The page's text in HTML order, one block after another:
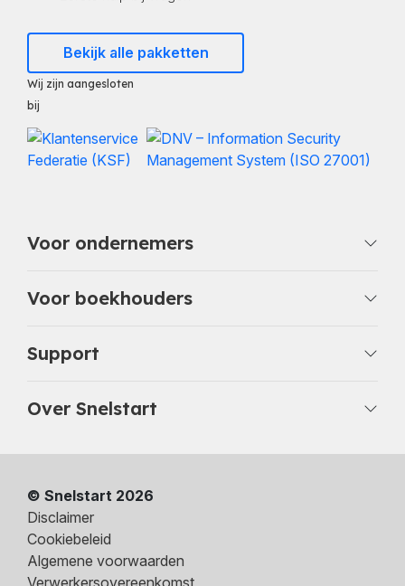
Bekijk alle pakketten
Wij zijn aangesloten
bij
Voor ondernemers
Voor boekhouders
Support
Over Snelstart
© Snelstart 2026
Disclaimer
Cookiebeleid
Algemene voorwaarden
Verwerkersovereenkomst